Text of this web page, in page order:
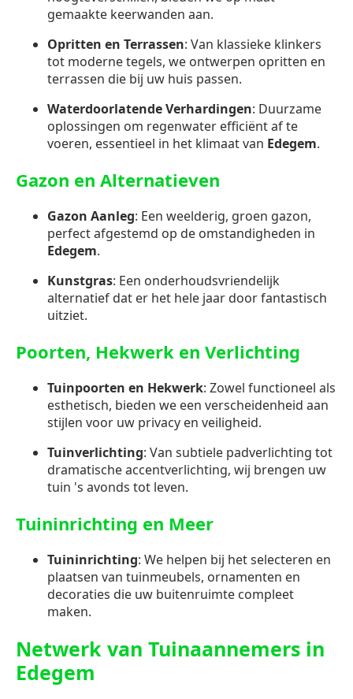
gemaakte keerwanden aan.
Opritten en Terrassen: Van klassieke klinkers
tot moderne tegels, we ontwerpen opritten en
terrassen die bij uw huis passen.
Waterdoorlatende Verhardingen: Duurzame
oplossingen om regenwater efficiënt af te
voeren, essentieel in het klimaat van Edegem.
Gazon en Alternatieven
Gazon Aanleg: Een weelderig, groen gazon,
perfect afgestemd op de omstandigheden in
Edegem.
Kunstgras: Een onderhoudsvriendelijk
alternatief dat er het hele jaar door fantastisch
uitziet.
Poorten, Hekwerk en Verlichting
Tuinpoorten en Hekwerk: Zowel functioneel als
esthetisch, bieden we een verscheidenheid aan
stijlen voor uw privacy en veiligheid.
Tuinverlichting: Van subtiele padverlichting tot
dramatische accentverlichting, wij brengen uw
tuin 's avonds tot leven.
Tuininrichting en Meer
Tuininrichting: We helpen bij het selecteren en
plaatsen van tuinmeubels, ornamenten en
decoraties die uw buitenruimte compleet
maken.
Netwerk van Tuinaannemers in
Edegem